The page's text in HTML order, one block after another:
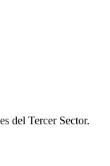
del Tercer Sector.